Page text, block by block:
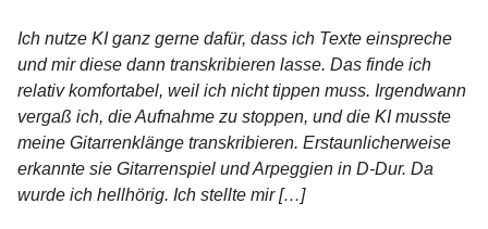
Ich nutze KI ganz gerne dafür, dass ich Texte einspreche
und mir diese dann transkribieren lasse. Das finde ich
relativ komfortabel, weil ich nicht tippen muss. Irgendwann
vergaß ich, die Aufnahme zu stoppen, und die KI musste
meine Gitarrenklänge transkribieren. Erstaunlicherweise
erkannte sie Gitarrenspiel und Arpeggien in D-Dur. Da
wurde ich hellhörig. Ich stellte mir […]